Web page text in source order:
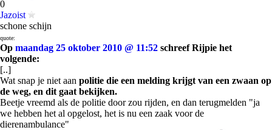
0
Jazoist
schone schijn
quote:
Op maandag 25 oktober 2010 @ 11:52 schreef Rijpie het
volgende:
[..]
Wat snap je niet aan politie die een melding krijgt van een zwaan op
de weg, en dit gaat bekijken.
Beetje vreemd als de politie door zou rijden, en dan terugmelden "ja
we hebben het al opgelost, het is nu een zaak voor de
dierenambulance"